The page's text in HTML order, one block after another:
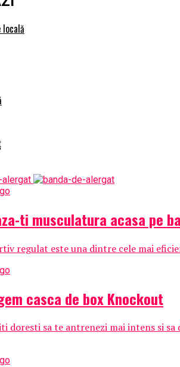
ti musculatura acasa pe
regulat este una dintre cele mai
casca de box Knockout
doresti sa te antrenezi mai intens si